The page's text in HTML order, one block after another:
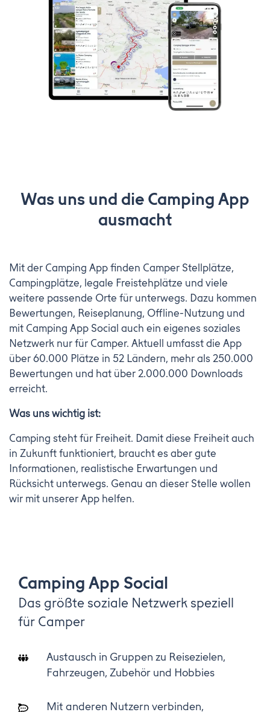
Was uns und die Camping App
ausmacht
Mit der Camping App finden Camper Stellplätze,
Campingplätze, legale Freistehplätze und viele
weitere passende Orte für unterwegs. Dazu kommen
Bewertungen, Reiseplanung, Offline-Nutzung und
mit Camping App Social auch ein eigenes soziales
Netzwerk nur für Camper. Aktuell umfasst die App
über 60.000 Plätze in 52 Ländern, mehr als 250.000
Bewertungen und hat über 2.000.000 Downloads
erreicht.
Was uns wichtig ist:
Camping steht für Freiheit. Damit diese Freiheit auch
in Zukunft funktioniert, braucht es aber gute
Informationen, realistische Erwartungen und
Rücksicht unterwegs. Genau an dieser Stelle wollen
wir mit unserer App helfen.
Camping App Social
Das größte soziale Netzwerk speziell
für Camper
Austausch in Gruppen zu Reisezielen,
Fahrzeugen, Zubehör und Hobbies
Mit anderen Nutzern verbinden,